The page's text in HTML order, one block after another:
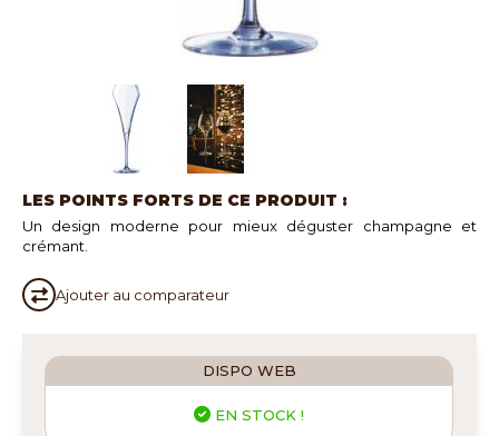
LES POINTS FORTS DE CE PRODUIT :
Un design moderne pour mieux déguster champagne et
crémant.
Ajouter au comparateur
DISPO WEB
EN STOCK !